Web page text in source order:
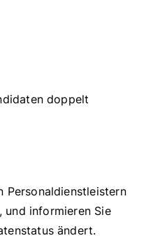
doppelt
Personaldienstleistern
und informieren Sie
ändert.